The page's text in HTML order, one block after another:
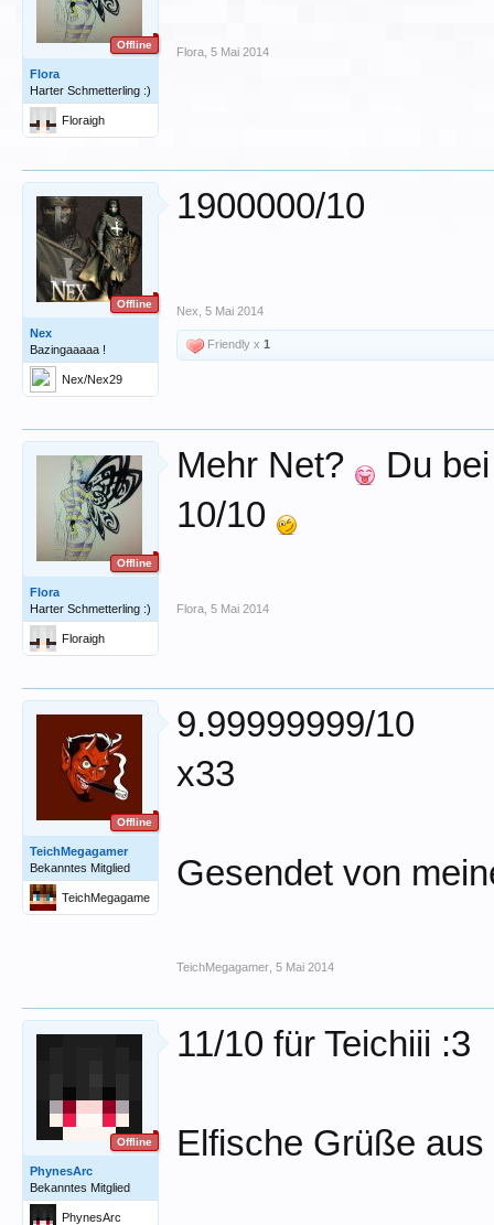
Offline
Flora
Harter Schmetterling :)
Floraigh
Flora 5 Mai 2014
Offline
Nex
Bazingaaaaa !
Nex/Nex29
1900000/10
Nex 5 Mai 2014
Friendly x 1
Offline
Flora
Harter Schmetterling :)
Floraigh
Mehr Net?
Du
10/10
Flora 5 Mai 2014
Offline
TeichMegagamer
Bekanntes Mitglied
TeichMegagame
r
9.99999999/10
x33
Gesendet von
TeichMegagamer 5 Mai 2014
Offline
PhynesArc
Bekanntes Mitglied
PhynesArc
11/10 für Teichiii :3
Elfische Grüße